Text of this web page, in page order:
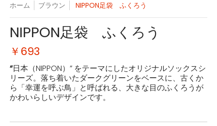
ホーム ブラウン NIPPON足袋 ふくろう
NIPPON足袋 ふくろう
￥693
“日本（NIPPON）” をテーマにしたオリジナルソックスシ
リーズ。落ち着いたダークグリーンをベースに、古くか
ら「幸運を呼ぶ鳥」と呼ばれる、大きな目のふくろうが
かわいらしいデザインです。